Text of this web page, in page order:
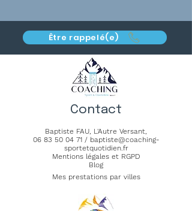
Être rappelé(e)
Contact
Baptiste FAU, L'Autre Versant,
06 83 50 04 71/ baptiste@coaching-
sportetquotidien.fr
Mentions légales et RGPD
Blog
Mes prestations par villes